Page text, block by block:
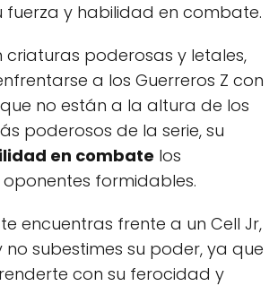
fuerza y habilidad en combate.
criaturas poderosas y letales,
a los Guerreros Z con
no están a la altura de los
poderosos de la serie, su
en combate los
formidables.
encuentras frente a un Cell Jr,
subestimes su poder, ya que
con su ferocidad y